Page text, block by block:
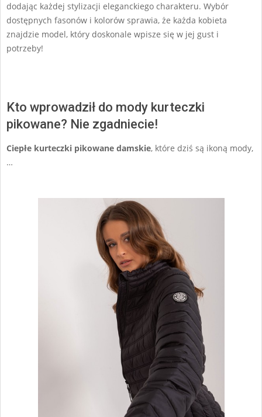
dodając każdej stylizacji eleganckiego charakteru. Wybór
dostępnych fasonów i kolorów sprawia, że każda kobieta
znajdzie model, który doskonale wpisze się w jej gust i
potrzeby!
Kto wprowadził do mody kurteczki
pikowane? Nie zgadniecie!
Ciepłe kurteczki pikowane damskie, które dziś są ikoną mody,
…